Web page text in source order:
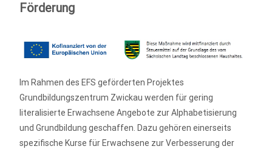
Förderung
Im Rahmen des EFS geförderten Projektes
Grundbildungszentrum Zwickau werden für gering
literalisierte Erwachsene Angebote zur Alphabetisierung
und Grundbildung geschaffen. Dazu gehören einerseits
spezifische Kurse für Erwachsene zur Verbesserung der